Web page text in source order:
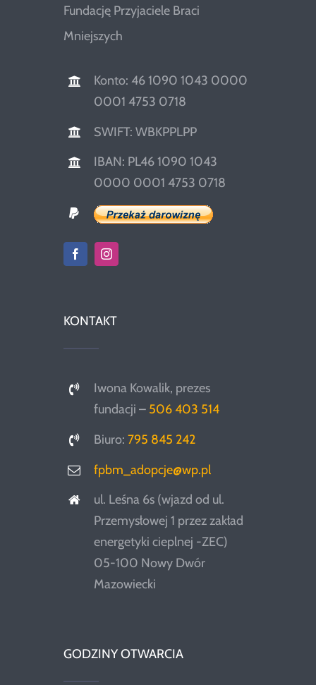
Fundację Przyjaciele Braci
Mniejszych
Konto: 46 1090 1043 0000
0001 4753 0718
SWIFT: WBKPPLPP
IBAN: PL46 1090 1043
0000 0001 4753 0718
KONTAKT
Iwona Kowalik, prezes
fundacji – 506 403 514
Biuro:795 845 242
fpbm_adopcje@wp.pl
ul. Leśna 6s (wjazd od ul.
Przemysłowej 1 przez zakład
energetyki cieplnej -ZEC)
05-100 Nowy Dwór
Mazowiecki
GODZINY OTWARCIA